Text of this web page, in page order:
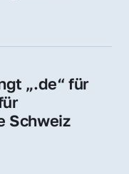
Gerne
„.de“ für
Schweiz